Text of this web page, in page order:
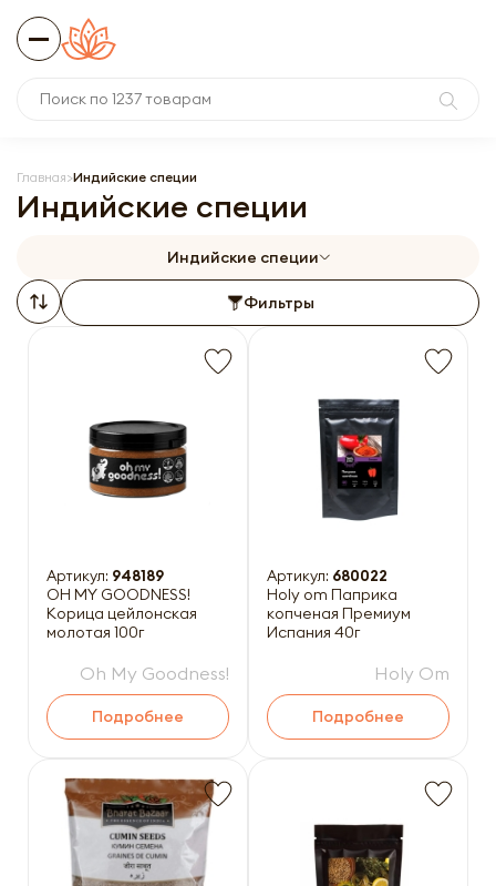
Главная Индийские специи
Индийские специи
Индийские специи
Фильтры
Артикул: 948189
OH MY GOODNESS!
Корица цейлонская
молотая 100г
Oh My Goodness!
Подробнее
Артикул: 680022
Holy om Паприка
копченая Премиум
Испания 40г
Holy Om
Подробнее